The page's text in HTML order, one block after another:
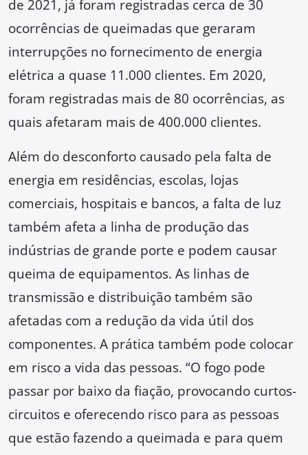
de 2021, já foram registradas cerca de 30
ocorrências de queimadas que geraram
interrupções no fornecimento de energia
elétrica a quase 11.000 clientes. Em 2020,
foram registradas mais de 80 ocorrências, as
quais afetaram mais de 400.000 clientes.
Além do desconforto causado pela falta de
energia em residências, escolas, lojas
comerciais, hospitais e bancos, a falta de luz
também afeta a linha de produção das
indústrias de grande porte e podem causar
queima de equipamentos. As linhas de
transmissão e distribuição também são
afetadas com a redução da vida útil dos
componentes. A prática também pode colocar
em risco a vida das pessoas. “O fogo pode
passar por baixo da fiação, provocando curtos-
circuitos e oferecendo risco para as pessoas
que estão fazendo a queimada e para quem